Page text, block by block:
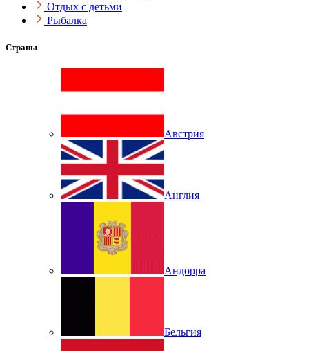
Отдых с детьми
Рыбалка
Страны
Австрия
Англия
Андорра
Бельгия